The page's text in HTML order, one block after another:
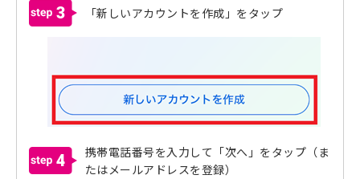
3 「新しいアカウントを作成」をタップ
4
携帯電話番号を入力して「次へ」をタップ（ま
たはメールアドレスを登録）